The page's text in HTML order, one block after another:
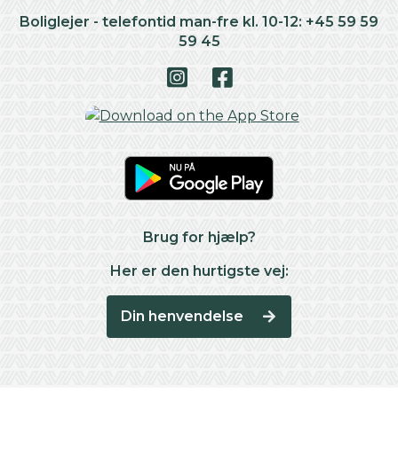
Boliglejer - telefontid man-fre kl. 10-12: +45 59 59
59 45
Brug for hjælp?
Her er den hurtigste vej:
Din henvendelse